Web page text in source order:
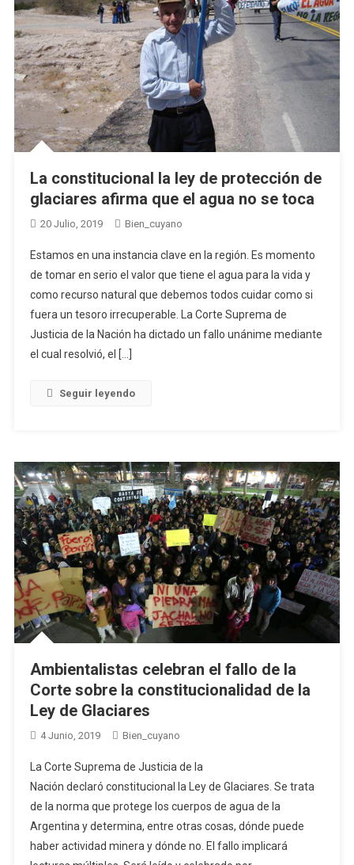
La constitucional la ley de protección de
glaciares afirma que el agua no se toca
20 Julio, 2019 Bien_cuyano
Estamos en una instancia clave en la región. Es momento
de tomar en serio el valor que tiene el agua para la vida y
como recurso natural que debemos todos cuidar como si
fuera un tesoro irrecuperable. La Corte Suprema de
Justicia de la Nación ha dictado un fallo unánime mediante
el cual resolvió, el […]
Seguir leyendo
Ambientalistas celebran el fallo de la
Corte sobre la constitucionalidad de la
Ley de Glaciares
4 Junio, 2019 Bien_cuyano
La Corte Suprema de Justicia de la
Nación declaró constitucional la Ley de Glaciares. Se trata
de la norma que protege los cuerpos de agua de la
Argentina y determina, entre otras cosas, dónde puede
haber actividad minera y dónde no. El fallo implicará